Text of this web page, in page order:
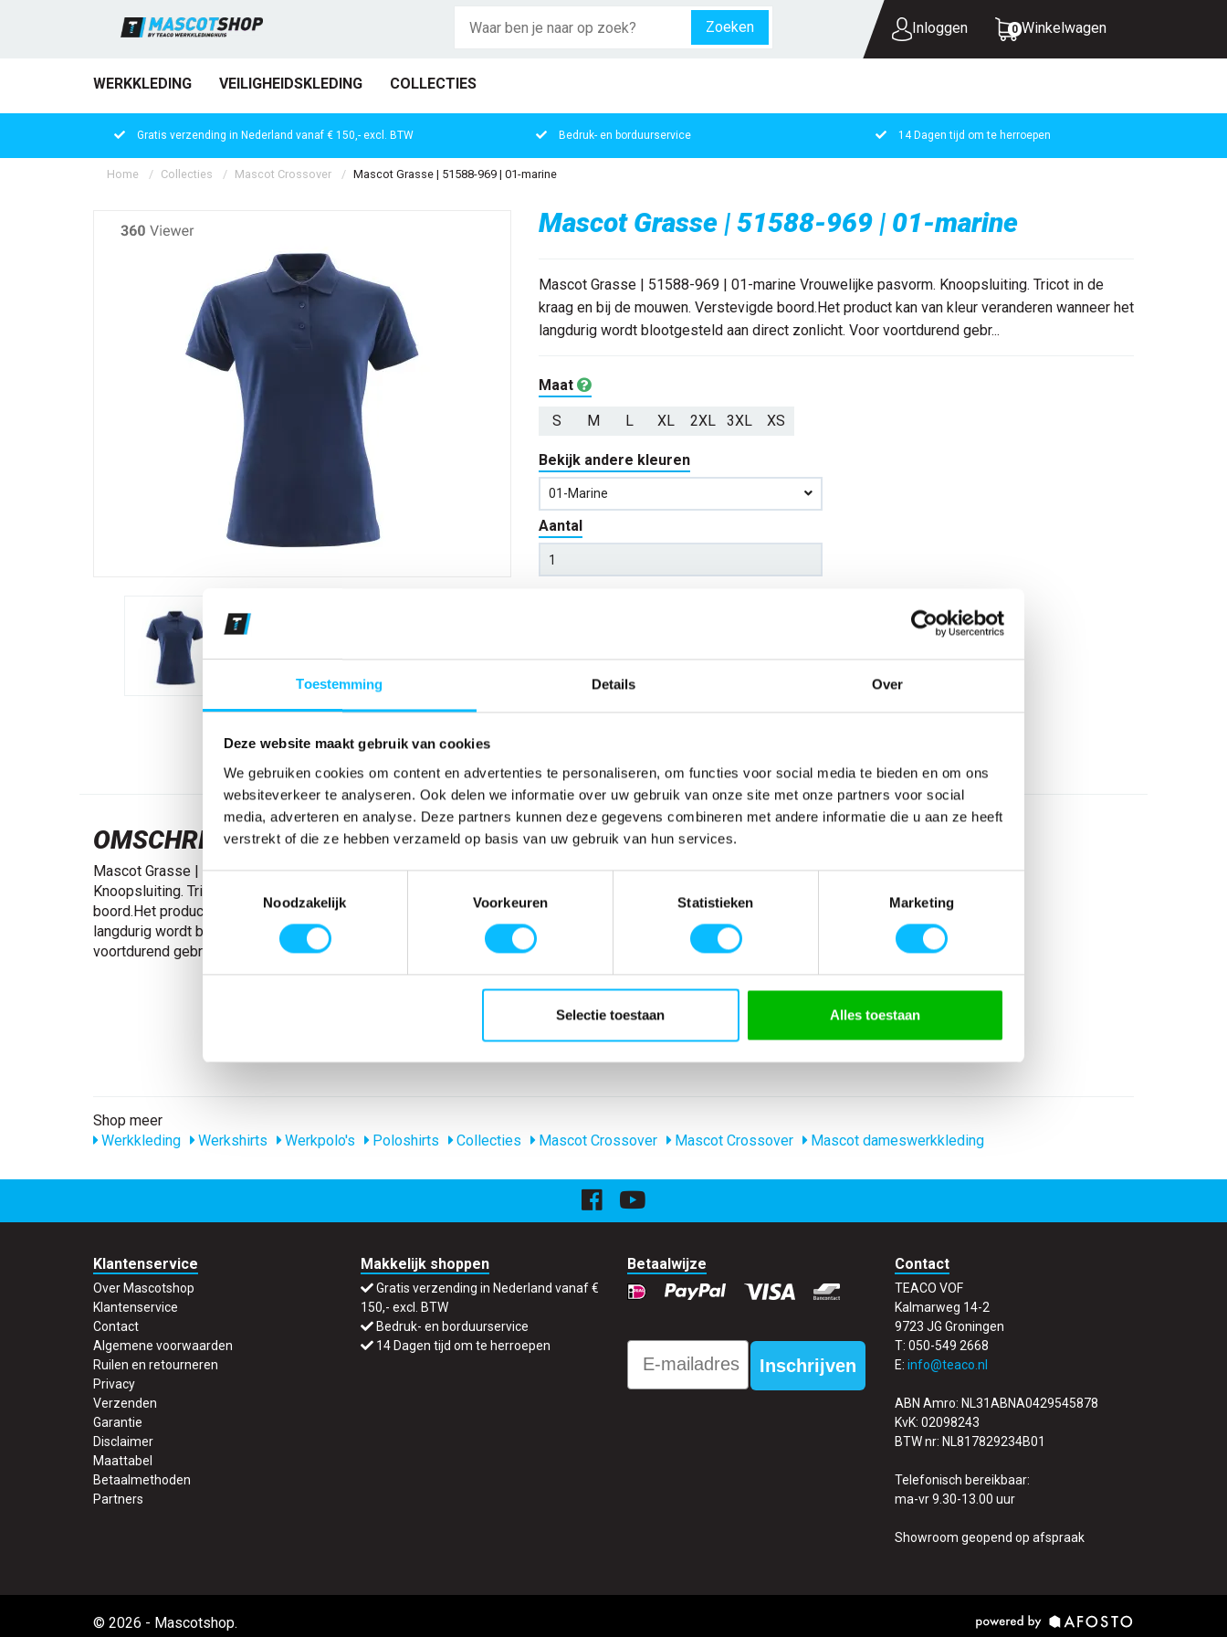
Toestemming Details Over
Deze website maakt gebruik van cookies
We gebruiken cookies om content en advertenties te personaliseren, om functies voor social media te bieden en om ons
websiteverkeer te analyseren. Ook delen we informatie over uw gebruik van onze site met onze partners voor social
media, adverteren en analyse. Deze partners kunnen deze gegevens combineren met andere informatie die u aan ze heeft
verstrekt of die ze hebben verzameld op basis van uw gebruik van hun services.
Noodzakelijk
Voorkeuren Statistieken Marketing
Selectie toestaan Alles toestaan
Zoeken Inloggen 0 Winkelwagen
WERKKLEDING VEILIGHEIDSKLEDING COLLECTIES
UW WINKELWAGEN IS LEEG.
Gratis verzending in Nederland vanaf € 150,- excl. BTW Bedruk- en borduurservice 14 Dagen tijd om te herroepen
Home Collecties Mascot Crossover Mascot Grasse | 51588-969 | 01-marine
Mascot Grasse | 51588-969 | 01-marine
Mascot Grasse | 51588-969 | 01-marine Vrouwelijke pasvorm. Knoopsluiting. Tricot in de
kraag en bij de mouwen. Verstevigde boord.Het product kan van kleur veranderen wanneer het
langdurig wordt blootgesteld aan direct zonlicht. Voor voortdurend gebr...
Maat
S M L XL 2XL 3XL XS
Bekijk andere kleuren
01-Marine
Aantal
Kies kleur/maat € 22,50
Verwachte bezorgdag:13-08-2026
OMSCHRIJVING
Mascot Grasse | 51588-969 | 01-marine Vrouwelijke pasvorm.
Knoopsluiting. Tricot in de kraag en bij de mouwen. Verstevigde
boord.Het product kan van kleur veranderen wanneer het
langdurig wordt blootgesteld aan direct zonlicht. Voor
voortdurend gebruik buitenshuis wordt 50363-861 aanbevolen.
SPECIFICATIES
Artikelnummer
-
Model
51588-969
Mascot
95% katoen/5% elastaan
nl_materiaal
Katoen Elastaan
Producttype
Dames polo shirt
Levertijd
Shop meer
Werkkleding
Werkshirts Werkpolo's Poloshirts Collecties Mascot Crossover Mascot Crossover Mascot dameswerkkleding
Klantenservice
Over Mascotshop
Klantenservice
Contact
Algemene voorwaarden
Ruilen en retourneren
Privacy
Verzenden
Garantie
Disclaimer
Maattabel
Betaalmethoden
Partners
Makkelijk shoppen
Gratis verzending in Nederland vanaf €
150,- excl. BTW
Bedruk- en borduurservice
14 Dagen tijd om te herroepen
Betaalwijze
Email
Inschrijven
Contact
TEACO VOF
Kalmarweg 14-2
9723 JG Groningen
T: 050-549 2668
E: info@teaco.nl
ABN Amro: NL31ABNA0429545878
KvK: 02098243
BTW nr: NL817829234B01
Telefonisch bereikbaar:
ma-vr 9.30-13.00 uur
Showroom geopend op afspraak
© 2026 - Mascotshop.